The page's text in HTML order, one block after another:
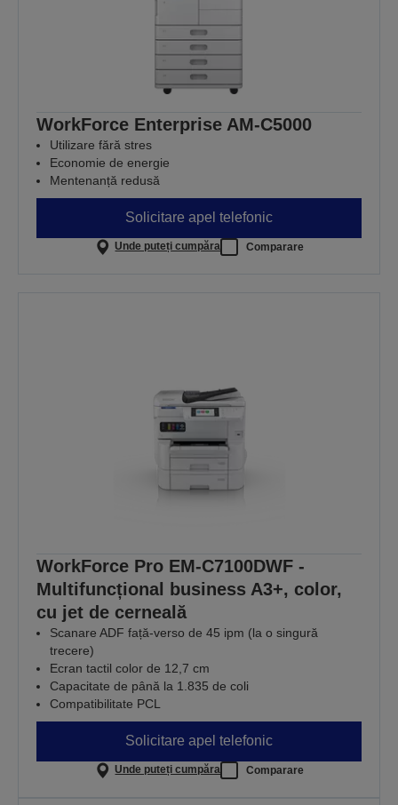
WorkForce Enterprise AM-C5000
Utilizare fără stres
Economie de energie
Mentenanță redusă
Solicitare apel telefonic
Unde puteți cumpăra Comparare
WorkForce Pro EM-C7100DWF -
Multifuncțional business A3+, color,
cu jet de cerneală
Scanare ADF față-verso de 45 ipm (la o singură
trecere)
Ecran tactil color de 12,7 cm
Capacitate de până la 1.835 de coli
Compatibilitate PCL
Solicitare apel telefonic
Unde puteți cumpăra Comparare